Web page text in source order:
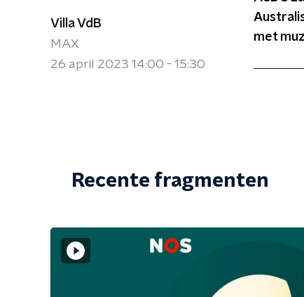
Villa VdB
MAX
26 april 2023 14:00 - 15:30
met
Recente fragmenten